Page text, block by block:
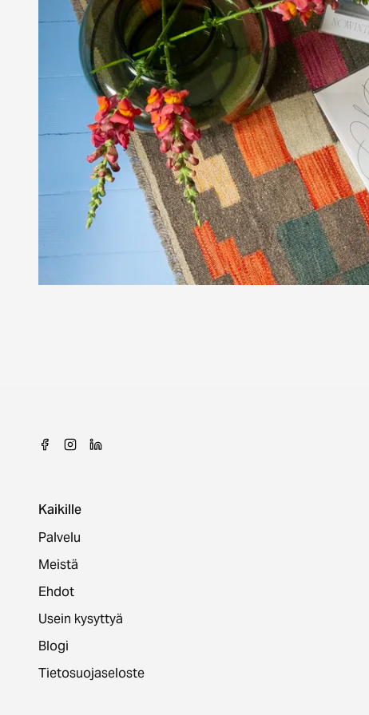
Kaikille
Palvelu
Meistä
Ehdot
Usein kysyttyä
Blogi
Tietosuojaseloste